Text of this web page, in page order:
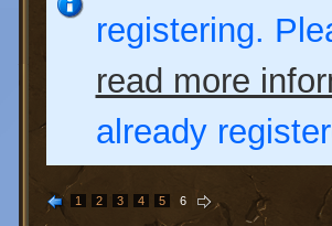
registering.
read more
already
1 2 3 4 5 6